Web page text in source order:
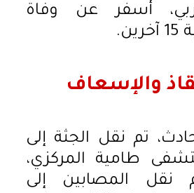
أسفر عن وفاة
والإسعاف
تم نقل الجثة إلى
طامية المركزي،
المصابين إلى